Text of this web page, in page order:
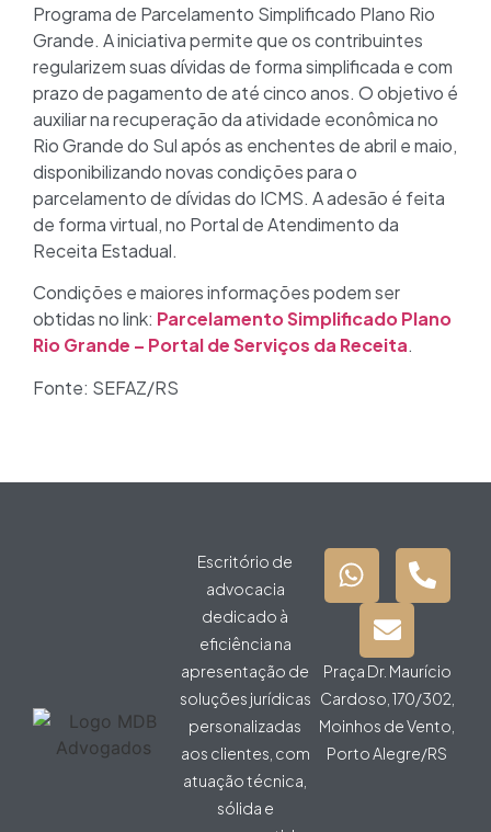
Programa de Parcelamento Simplificado Plano Rio
Grande. A iniciativa permite que os contribuintes
regularizem suas dívidas de forma simplificada e com
prazo de pagamento de até cinco anos. O objetivo é
auxiliar na recuperação da atividade econômica no
Rio Grande do Sul após as enchentes de abril e maio,
disponibilizando novas condições para o
parcelamento de dívidas do ICMS. A adesão é feita
de forma virtual, no Portal de Atendimento da
Receita Estadual.
Condições e maiores informações podem ser
obtidas no link: Parcelamento Simplificado Plano
Rio Grande – Portal de Serviços da Receita.
Fonte: SEFAZ/RS
Escritório de
advocacia
dedicado à
eficiência na
apresentação de
soluções jurídicas
personalizadas
aos clientes, com
atuação técnica,
sólida e
Praça Dr. Maurício
Cardoso, 170/302,
Moinhos de Vento,
Porto Alegre/RS